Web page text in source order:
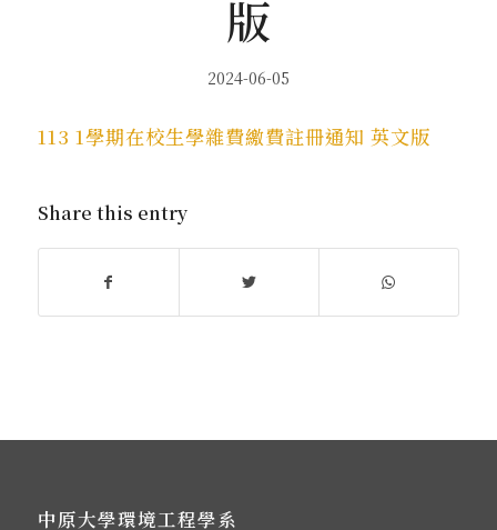
版
2024-06-05
113 1學期在校生學雜費繳費註冊通知 英文版
Share this entry
中原大學環境工程學系